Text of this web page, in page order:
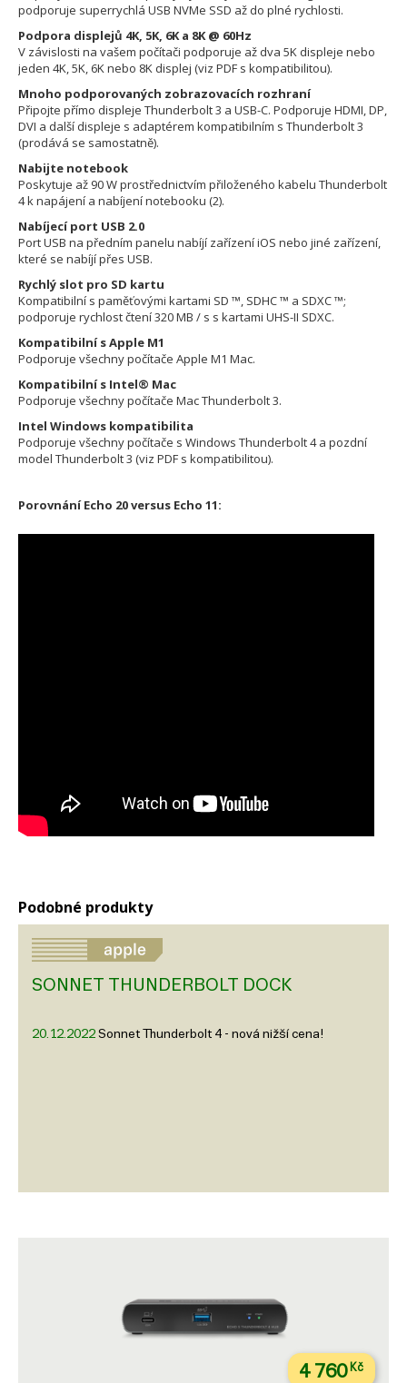
podporuje superrychlá USB NVMe SSD až do plné rychlosti.
Podpora displejů 4K, 5K, 6K a 8K @ 60Hz
V závislosti na vašem počítači podporuje až dva 5K displeje nebo
jeden 4K, 5K, 6K nebo 8K displej (viz PDF s kompatibilitou).
Mnoho podporovaných zobrazovacích rozhraní
Připojte přímo displeje Thunderbolt 3 a USB-C. Podporuje HDMI, DP,
DVI a další displeje s adaptérem kompatibilním s Thunderbolt 3
(prodává se samostatně).
Nabijte notebook
Poskytuje až 90 W prostřednictvím přiloženého kabelu Thunderbolt
4 k napájení a nabíjení notebooku (2).
Nabíjecí port USB 2.0
Port USB na předním panelu nabíjí zařízení iOS nebo jiné zařízení,
které se nabíjí přes USB.
Rychlý slot pro SD kartu
Kompatibilní s paměťovými kartami SD ™, SDHC ™ a SDXC ™;
podporuje rychlost čtení 320 MB / s s kartami UHS-II SDXC.
Kompatibilní s Apple M1
Podporuje všechny počítače Apple M1 Mac.
Kompatibilní s Intel® Mac
Podporuje všechny počítače Mac Thunderbolt 3.
Intel Windows kompatibilita
Podporuje všechny počítače s Windows Thunderbolt 4 a pozdní
model Thunderbolt 3 (viz PDF s kompatibilitou).
Porovnání Echo 20 versus Echo 11:
Podobné produkty
SONNET THUNDERBOLT DOCK
20.12.2022 Sonnet Thunderbolt 4 - nová nižší cena!
4 760Kč